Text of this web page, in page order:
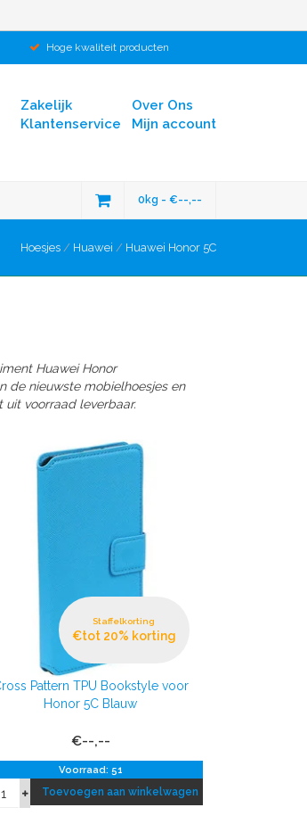
Hoge kwaliteit producten
Over Ons
Mijn account
Zakelijk
Klantenservice
0kg - €--,--
Hoesjes / Huawei / Huawei Honor 5C
Huawei Honor
de nieuwste mobielhoesjes en
voorraad leverbaar.
Staffelkorting
€tot 20% korting
Pattern TPU Bookstyle voor
Honor 5C Blauw
€--,--
Voorraad: 51
Toevoegen aan winkelwagen